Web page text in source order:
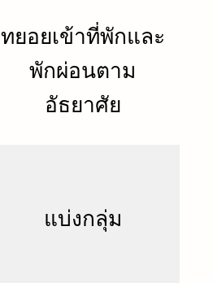
ทยอยเข้าที่พักและ
พักผ่อนตาม
อัธยาศัย
แบ่งกลุ่ม